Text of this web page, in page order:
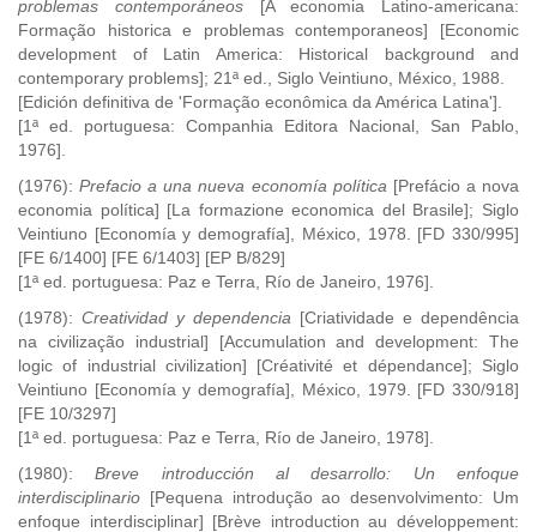
problemas contemporáneos[A economia Latino-americana:
Formação historica e problemas contemporaneos] [Economic
development of Latin America: Historical background and
contemporary problems]; 21ª ed., Siglo Veintiuno, México, 1988.
[Edición definitiva de 'Formação econômica da América Latina'].
[1ª ed. portuguesa: Companhia Editora Nacional, San Pablo,
1976].
(1976):Prefacio a una nueva economía política [Prefácio a nova
economia política] [La formazione economica del Brasile]; Siglo
Veintiuno [Economía y demografía], México, 1978. [FD 330/995]
[FE 6/1400] [FE 6/1403] [EP B/829]
[1ª ed. portuguesa: Paz e Terra, Río de Janeiro, 1976].
(1978): Creatividad y dependencia [Criatividade e dependência
na civilização industrial] [Accumulation and development: The
logic of industrial civilization] [Créativité et dépendance]; Siglo
Veintiuno [Economía y demografía], México, 1979. [FD 330/918]
[FE 10/3297]
[1ª ed. portuguesa: Paz e Terra, Río de Janeiro, 1978].
(1980):Breve introducción al desarrollo: Un enfoque
interdisciplinario [Pequena introdução ao desenvolvimento: Um
enfoque interdisciplinar] [Brève introduction au développement: